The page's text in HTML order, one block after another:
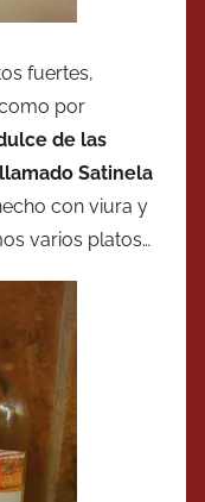
fuertes,
por
de las
Satinela
con viura y
varios platos…